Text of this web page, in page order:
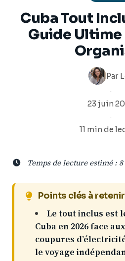
Cuba Tout
Guide
Par
·
23 juin
·
11 min de
Temps de lecture estimé :
Points clés à retenir
Le tout inclus est
Cuba en 2026 face
coupures
le voyage